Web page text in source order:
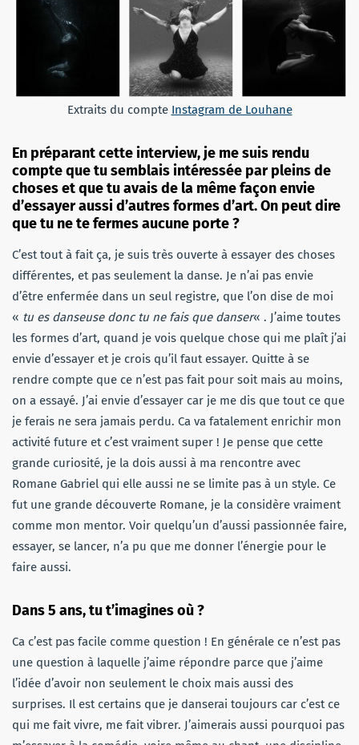
Extraits du compte Instagram de Louhane
En préparant cette interview, je me suis rendu
compte que tu semblais intéressée par pleins de
choses et que tu avais de la même façon envie
d’essayer aussi d’autres formes d’art. On peut dire
que tu ne te fermes aucune porte ?
C’est tout à fait ça, je suis très ouverte à essayer des choses
différentes, et pas seulement la danse. Je n’ai pas envie
d’être enfermée dans un seul registre, que l’on dise de moi
« tu es danseuse donc tu ne fais que danser« . J’aime toutes
les formes d’art, quand je vois quelque chose qui me plaît j’ai
envie d’essayer et je crois qu’il faut essayer. Quitte à se
rendre compte que ce n’est pas fait pour soit mais au moins,
on a essayé. J’ai envie d’essayer car je me dis que tout ce que
je ferais ne sera jamais perdu. Ca va fatalement enrichir mon
activité future et c’est vraiment super ! Je pense que cette
grande curiosité, je la dois aussi à ma rencontre avec
Romane Gabriel qui elle aussi ne se limite pas à un style. Ce
fut une grande découverte Romane, je la considère vraiment
comme mon mentor. Voir quelqu’un d’aussi passionnée faire,
essayer, se lancer, n’a pu que me donner l’énergie pour le
faire aussi.
Dans 5 ans, tu t’imagines où ?
Ca c’est pas facile comme question ! En générale ce n’est pas
une question à laquelle j’aime répondre parce que j’aime
l’idée d’avoir non seulement le choix mais aussi des
surprises. Il est certains que je danserai toujours car c’est ce
qui me fait vivre, me fait vibrer. J’aimerais aussi pourquoi pas